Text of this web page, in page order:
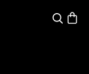
Wat zoek